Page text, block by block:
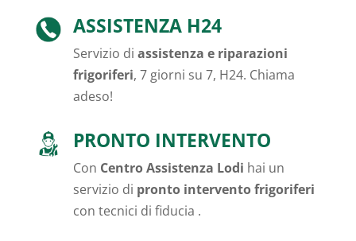
ASSISTENZA H24
Servizio di assistenza e riparazioni
frigoriferi, 7 giorni su 7, H24. Chiama
adeso!
PRONTO INTERVENTO
Con Centro Assistenza Lodi hai un
servizio di pronto intervento frigoriferi
con tecnici di fiducia .